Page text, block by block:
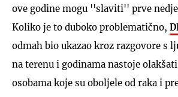
ove godine mogu ''slaviti'' prve
Koliko je to duboko problematično,
odmah bio ukazao kroz razgovore s
na terenu i godinama nastoje
osobama koje su oboljele od raka i